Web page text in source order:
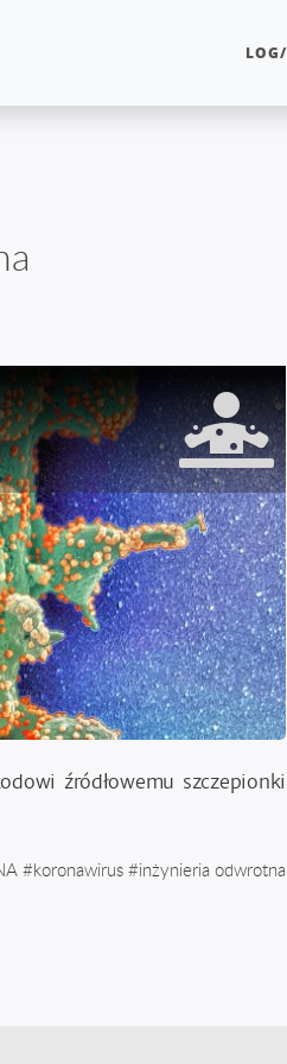
LOG/
źródłowemu szczepionki
#koronawirus #inżynieria odwrotna